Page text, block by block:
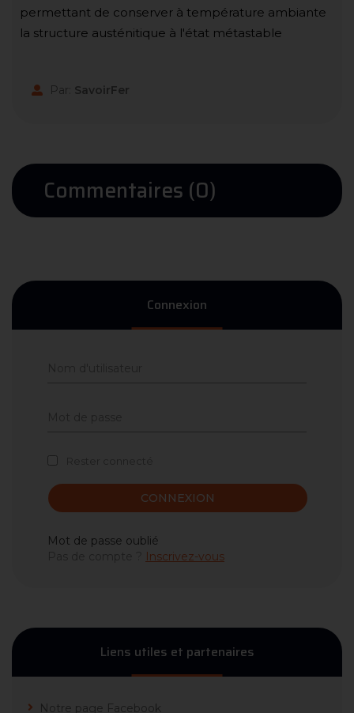
permettant de conserver à température ambiante
la structure austénitique à l'état métastable
Par: SavoirFer
Commentaires (0)
Connexion
CONNEXION
Mot de passe oublié
Inscrivez-vous
Liens utiles et partenaires
Notre page Facebook